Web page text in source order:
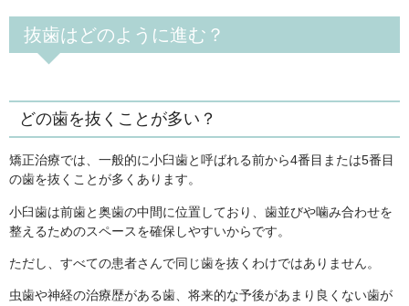
抜歯はどのように進む？
どの歯を抜くことが多い？
矯正治療では、一般的に小臼歯と呼ばれる前から4番目または5番目
の歯を抜くことが多くあります。
小臼歯は前歯と奥歯の中間に位置しており、歯並びや噛み合わせを
整えるためのスペースを確保しやすいからです。
ただし、すべての患者さんで同じ歯を抜くわけではありません。
虫歯や神経の治療歴がある歯、将来的な予後があまり良くない歯が